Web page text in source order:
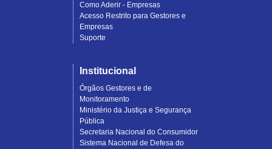
Como Aderir - Empresas
Acesso Restrito para Gestores e
Empresas
Suporte
Institucional
Órgãos Gestores e de
Monitoramento
Ministério da Justiça e Segurança
Pública
Secretaria Nacional do Consumidor
Sistema Nacional de Defesa do